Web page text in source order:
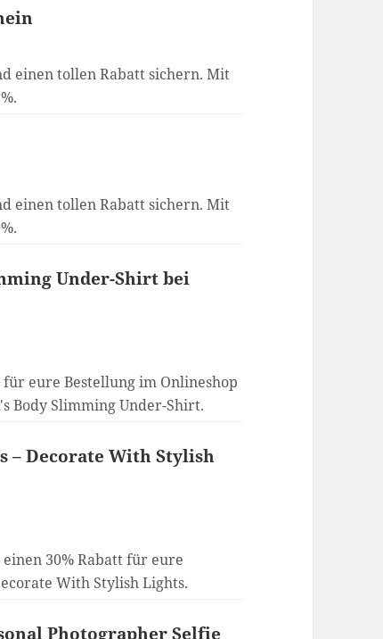
einen tollen Rabatt sichern. Mit
einen tollen Rabatt sichern. Mit
Under-Shirt bei
eure Bestellung im Onlineshop
Body Slimming Under-Shirt.
– Decorate With Stylish
30% Rabatt für eure
With Stylish Lights.
Photographer Selfie